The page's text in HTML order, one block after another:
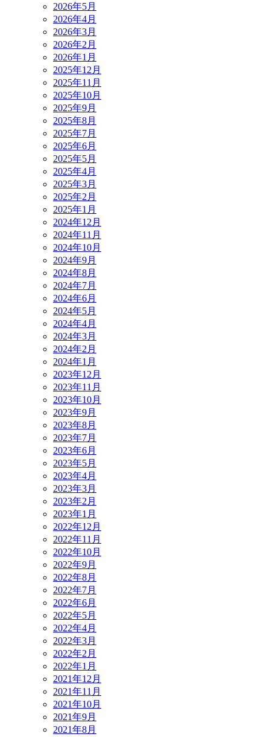
2026年5月
2026年4月
2026年3月
2026年2月
2026年1月
2025年12月
2025年11月
2025年10月
2025年9月
2025年8月
2025年7月
2025年6月
2025年5月
2025年4月
2025年3月
2025年2月
2025年1月
2024年12月
2024年11月
2024年10月
2024年9月
2024年8月
2024年7月
2024年6月
2024年5月
2024年4月
2024年3月
2024年2月
2024年1月
2023年12月
2023年11月
2023年10月
2023年9月
2023年8月
2023年7月
2023年6月
2023年5月
2023年4月
2023年3月
2023年2月
2023年1月
2022年12月
2022年11月
2022年10月
2022年9月
2022年8月
2022年7月
2022年6月
2022年5月
2022年4月
2022年3月
2022年2月
2022年1月
2021年12月
2021年11月
2021年10月
2021年9月
2021年8月